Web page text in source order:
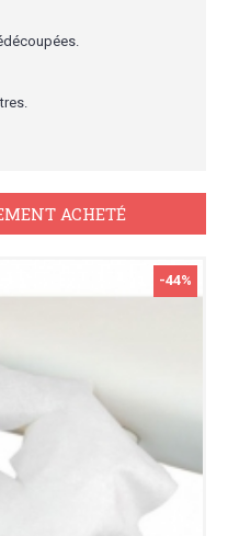
ACHETÉ
-44%